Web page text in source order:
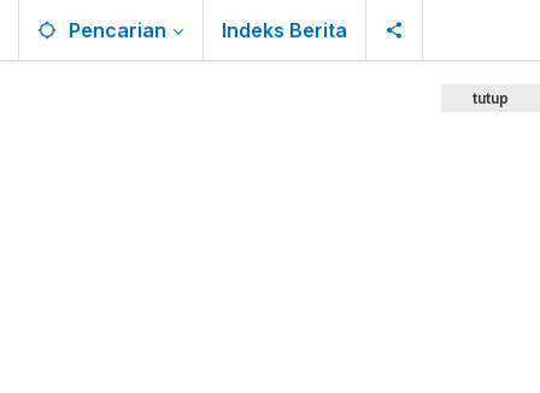
Pencarian Indeks Berita
tutup